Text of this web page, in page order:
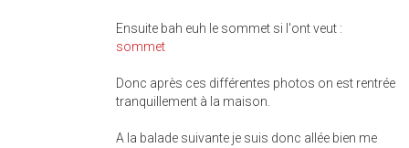
Ensuite bah euh le sommet si l'ont veut :
sommet
Donc après ces différentes photos on est rentrée
tranquillement à la maison.
A la balade suivante je suis donc allée bien me